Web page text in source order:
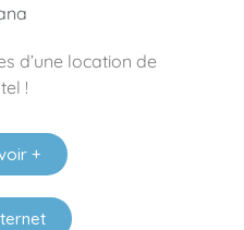
d’une location de
!
+